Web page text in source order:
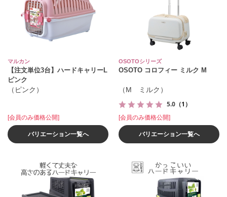
マルカン
【注文単位3台】ハードキャリーL
ピンク
（ピンク）
[会員のみ価格公開]
バリエーション一覧へ
OSOTOシリーズ
OSOTO コロフィー ミルク M
（M ミルク）
5.0 （1）
[会員のみ価格公開]
バリエーション一覧へ